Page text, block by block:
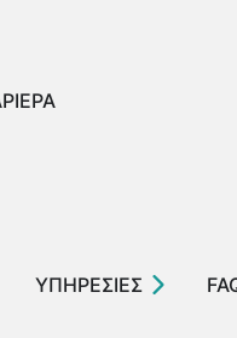
ΥΠΗΡΕΣΙΕΣ